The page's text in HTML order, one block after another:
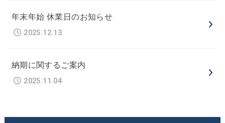
年末年始 休業日のお知らせ
2025.12.13
納期に関するご案内
2025.11.04